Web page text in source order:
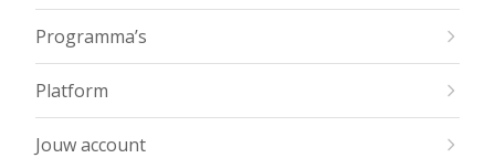
Programma’s
Platform
Jouw account